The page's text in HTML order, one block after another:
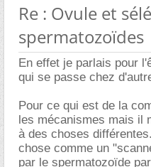
Re : Ovule et
spermatozoïdes
En effet je parlais pour
qui se passe chez
Pour ce qui est de la
les mécanismes mais il
à des choses
chose comme un
par le spermatozoïde